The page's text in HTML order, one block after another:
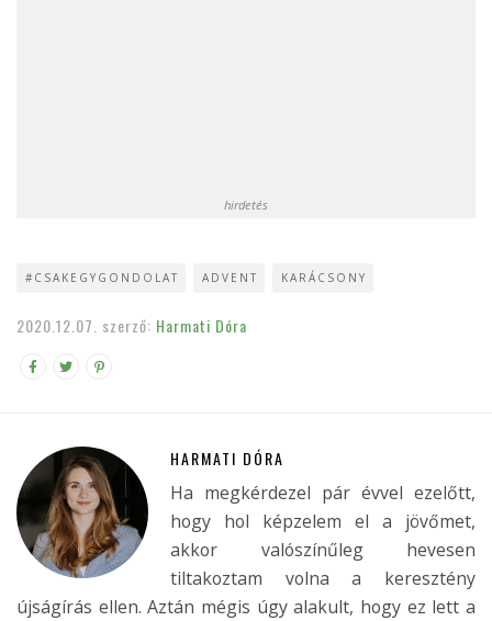
hirdetés
#CSAKEGYGONDOLAT ADVENT KARÁCSONY
2020.12.07. szerző: Harmati Dóra
HARMATI DÓRA
Ha megkérdezel pár évvel ezelőtt,
hogy hol képzelem el a jövőmet,
akkor valószínűleg hevesen
tiltakoztam volna a keresztény
újságírás ellen. Aztán mégis úgy alakult, hogy ez lett a